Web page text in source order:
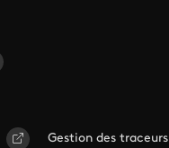
Gestion des traceurs